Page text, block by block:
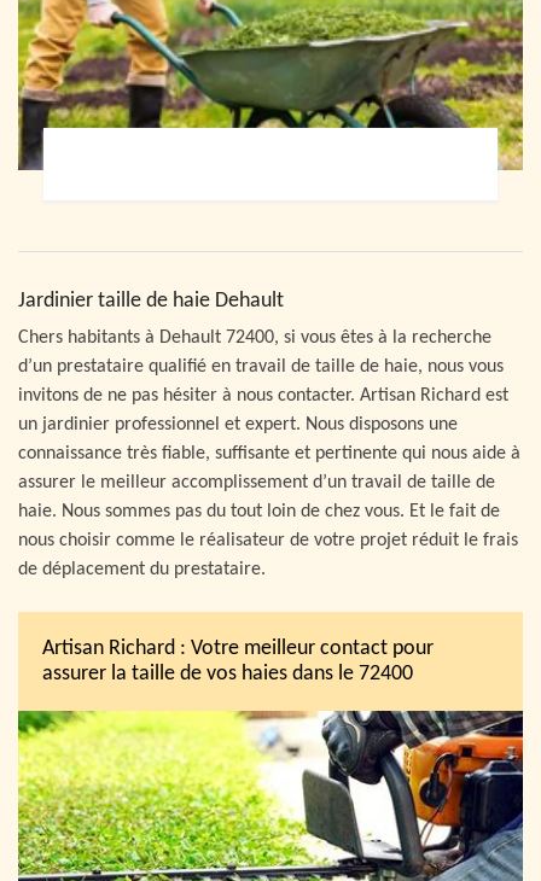
Jardinier taille de haie Dehault
Chers habitants à Dehault 72400, si vous êtes à la recherche
d’un prestataire qualifié en travail de taille de haie, nous vous
invitons de ne pas hésiter à nous contacter. Artisan Richard est
un jardinier professionnel et expert. Nous disposons une
connaissance très fiable, suffisante et pertinente qui nous aide à
assurer le meilleur accomplissement d’un travail de taille de
haie. Nous sommes pas du tout loin de chez vous. Et le fait de
nous choisir comme le réalisateur de votre projet réduit le frais
de déplacement du prestataire.
Artisan Richard : Votre meilleur contact pour
assurer la taille de vos haies dans le 72400